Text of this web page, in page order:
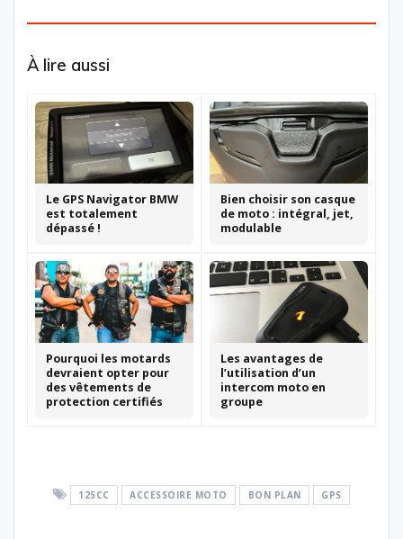
À lire aussi
Le GPS Navigator BMW
est totalement
dépassé !
Bien choisir son casque
de moto : intégral, jet,
modulable
Pourquoi les motards
devraient opter pour
des vêtements de
protection certifiés
Les avantages de
l’utilisation d’un
intercom moto en
groupe
125CC ACCESSOIRE MOTO BON PLAN GPS